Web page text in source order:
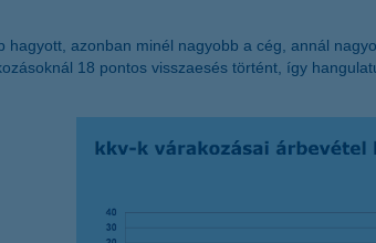
azonban minél nagyobb a cég, annál
18 pontos visszaesés történt, így